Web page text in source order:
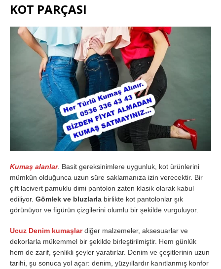
KOT PARÇASI
Kumaş alanlar. Basit gereksinimlere uygunluk, kot ürünlerini
mümkün olduğunca uzun süre saklamanıza izin verecektir. Bir
çift lacivert pamuklu dimi pantolon zaten klasik olarak kabul
ediliyor. Gömlek ve bluzlarla birlikte kot pantolonlar şık
görünüyor ve figürün çizgilerini olumlu bir şekilde vurguluyor.
Ucuz Denim kumaşlardiğer malzemeler, aksesuarlar ve
dekorlarla mükemmel bir şekilde birleştirilmiştir. Hem günlük
hem de zarif, şenlikli şeyler yaratırlar. Denim ve çeşitlerinin uzun
tarihi, şu sonuca yol açar: denim, yüzyıllardır kanıtlanmış konfor